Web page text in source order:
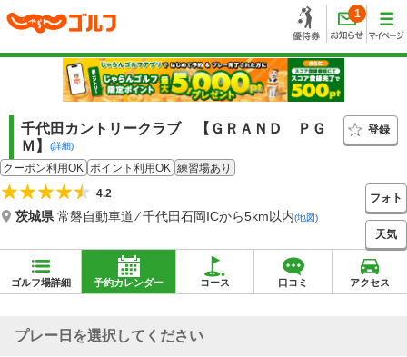
1
千代田カントリークラブ 【ＧＲＡＮＤ ＰＧ
Ｍ】
(詳細)
登録
クーポン利用OK ポイント利用OK 練習場あり
4.2
茨城県常磐自動車道 ⁄ 千代田石岡ICから5km以内(地図)
フォト
天気
ゴルフ場詳細 予約カレンダー コース 口コミ アクセス
プレー日を選択してください